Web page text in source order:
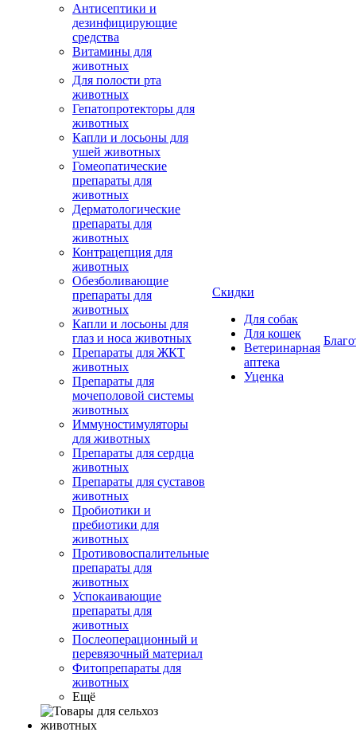
Антисептики и
дезинфицирующие
средства
Витамины для
животных
Для полости рта
животных
Гепатопротекторы для
животных
Капли и лосьоны для
ушей животных
Гомеопатические
препараты для
животных
Дерматологические
препараты для
животных
Контрацепция для
животных
Обезболивающие
препараты для
животных
Капли и лосьоны для
глаз и носа животных
Препараты для ЖКТ
животных
Препараты для
мочеполовой системы
животных
Иммуностимуляторы
для животных
Препараты для сердца
животных
Препараты для суставов
животных
Пробиотики и
пребиотики для
животных
Противовоспалительные
препараты для
животных
Успокаивающие
препараты для
животных
Послеоперационный и
перевязочный материал
Фитопрепараты для
животных
Ещё
Скидки
Для собак
Для кошек
Ветеринарная
аптека
Уценка